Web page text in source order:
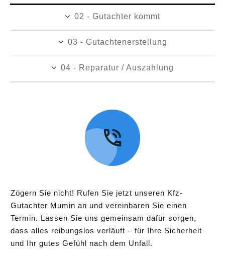
02 - Gutachter kommt
03 - Gutachtenerstellung
04 - Reparatur / Auszahlung
Zögern Sie nicht! Rufen Sie jetzt unseren Kfz-
Gutachter Mumin an und vereinbaren Sie einen
Termin. Lassen Sie uns gemeinsam dafür sorgen,
dass alles reibungslos verläuft – für Ihre Sicherheit
und Ihr gutes Gefühl nach dem Unfall.